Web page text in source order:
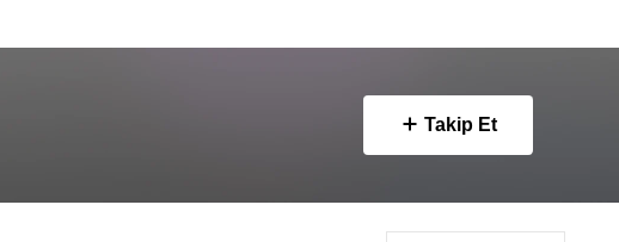
Takip Et